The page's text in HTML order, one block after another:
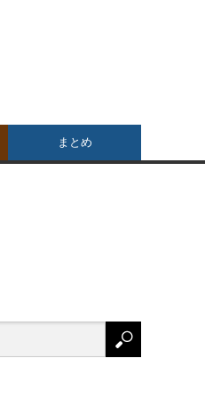
まとめ